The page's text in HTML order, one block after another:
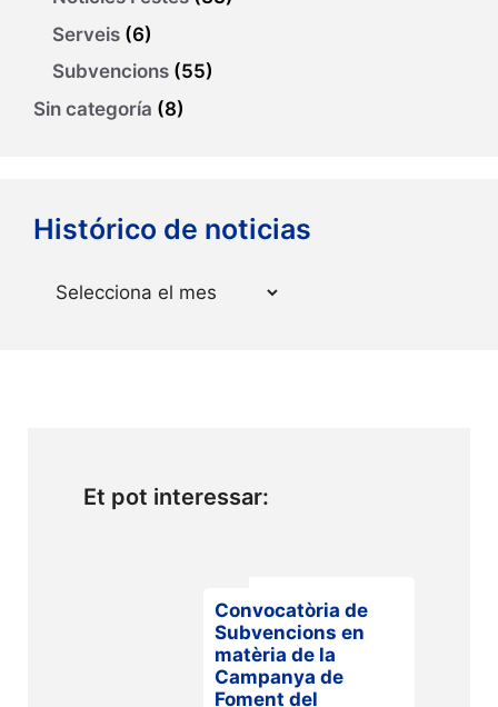
Serveis (6)
Subvencions (55)
Sin categoría (8)
Histórico de noticias
Arxius
Et pot interessar:
Convocatòria de
Subvencions en
matèria de la
Campanya de
Foment del